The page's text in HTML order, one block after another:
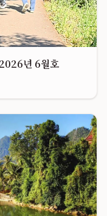
년 6월호